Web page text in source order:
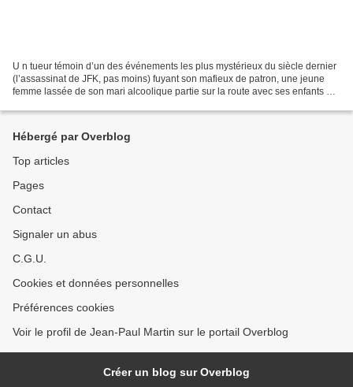
U n tueur témoin d’un des événements les plus mystérieux du siècle dernier
(l’assassinat de JFK, pas moins) fuyant son mafieux de patron, une jeune
femme lassée de son mari alcoolique partie sur la route avec ses enfants et
Hébergé par Overblog
Top articles
Pages
Contact
Signaler un abus
C.G.U.
Cookies et données personnelles
Préférences cookies
Voir le profil de Jean-Paul Martin sur le portail Overblog
Créer un blog sur Overblog